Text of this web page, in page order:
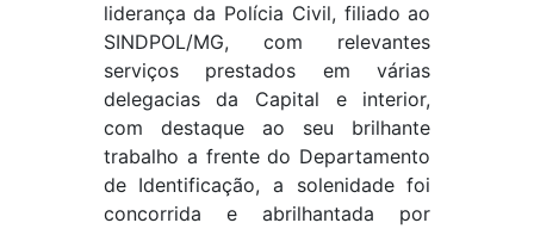
liderança da Polícia Civil, filiado ao
SINDPOL/MG, com relevantes
serviços prestados em várias
delegacias da Capital e interior,
com destaque ao seu brilhante
trabalho a frente do Departamento
de Identificação, a solenidade foi
concorrida e abrilhantada por